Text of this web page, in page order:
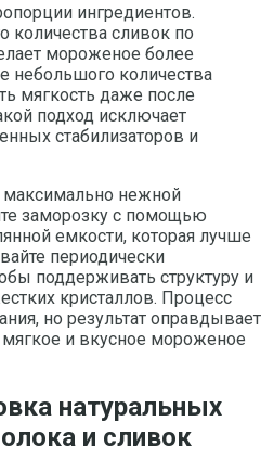
ингредиентов.
количества сливок по
мороженое более
небольшого количества
мягкость даже после
подход исключает
стабилизаторов и
максимально нежной
заморозку с помощью
емкости, которая лучше
периодически
поддерживать структуру и
кристаллов. Процесс
но результат оправдывает
мягкое и вкусное мороженое
натуральных
и сливок